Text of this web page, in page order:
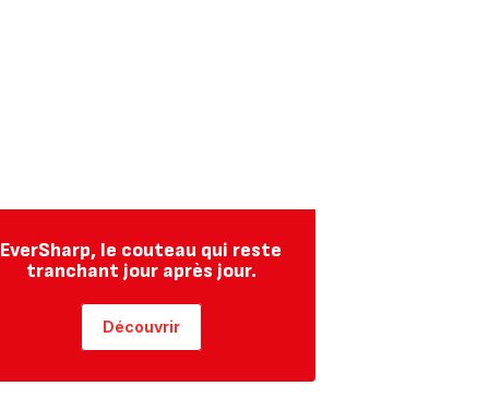
EverSharp, le couteau qui reste
tranchant jour après jour.
Découvrir